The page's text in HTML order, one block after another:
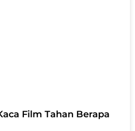
Film Tahan Berapa